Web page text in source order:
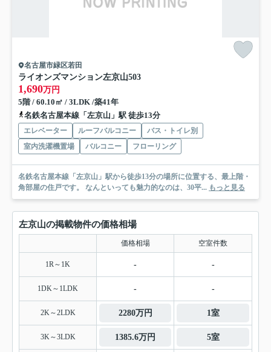
名古屋市緑区若田
ライオンズマンション左京山503
1,690万円
5階 / 60.10㎡ / 3LDK /築41年
名鉄名古屋本線「左京山」駅 徒歩13分
エレベーター ルーフバルコニー
バス・トイレ別
室内洗濯機置場
バルコニー フローリング
名鉄名古屋本線「左京山」駅から徒歩13分の場所に位置する、最上階・
角部屋の住戸です。 なんといっても魅力的なのは、30平... もっと見る
左京山の掲載物件の価格相場
価格相場 空室件数
1R～1K - -
1DK～1LDK - -
2K～2LDK 2280万円 1室
3K～3LDK 1385.6万円 5室